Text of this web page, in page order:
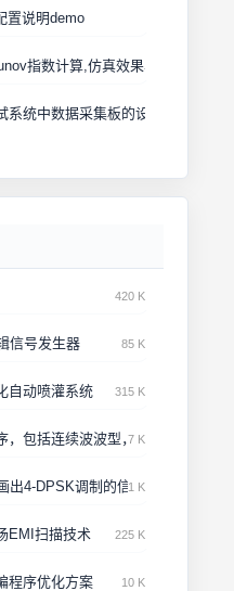
置说明demo
指数计算,仿真效果非常好，连
统中数据采集板的设计
420 K
信号发生器 85 K
自动喷灌系统 315 K
，包括连续波波型，脉冲波型，线
7 K
出4-DPSK调制的信号波形
1 K
EMI扫描技术 225 K
程序优化方案 10 K